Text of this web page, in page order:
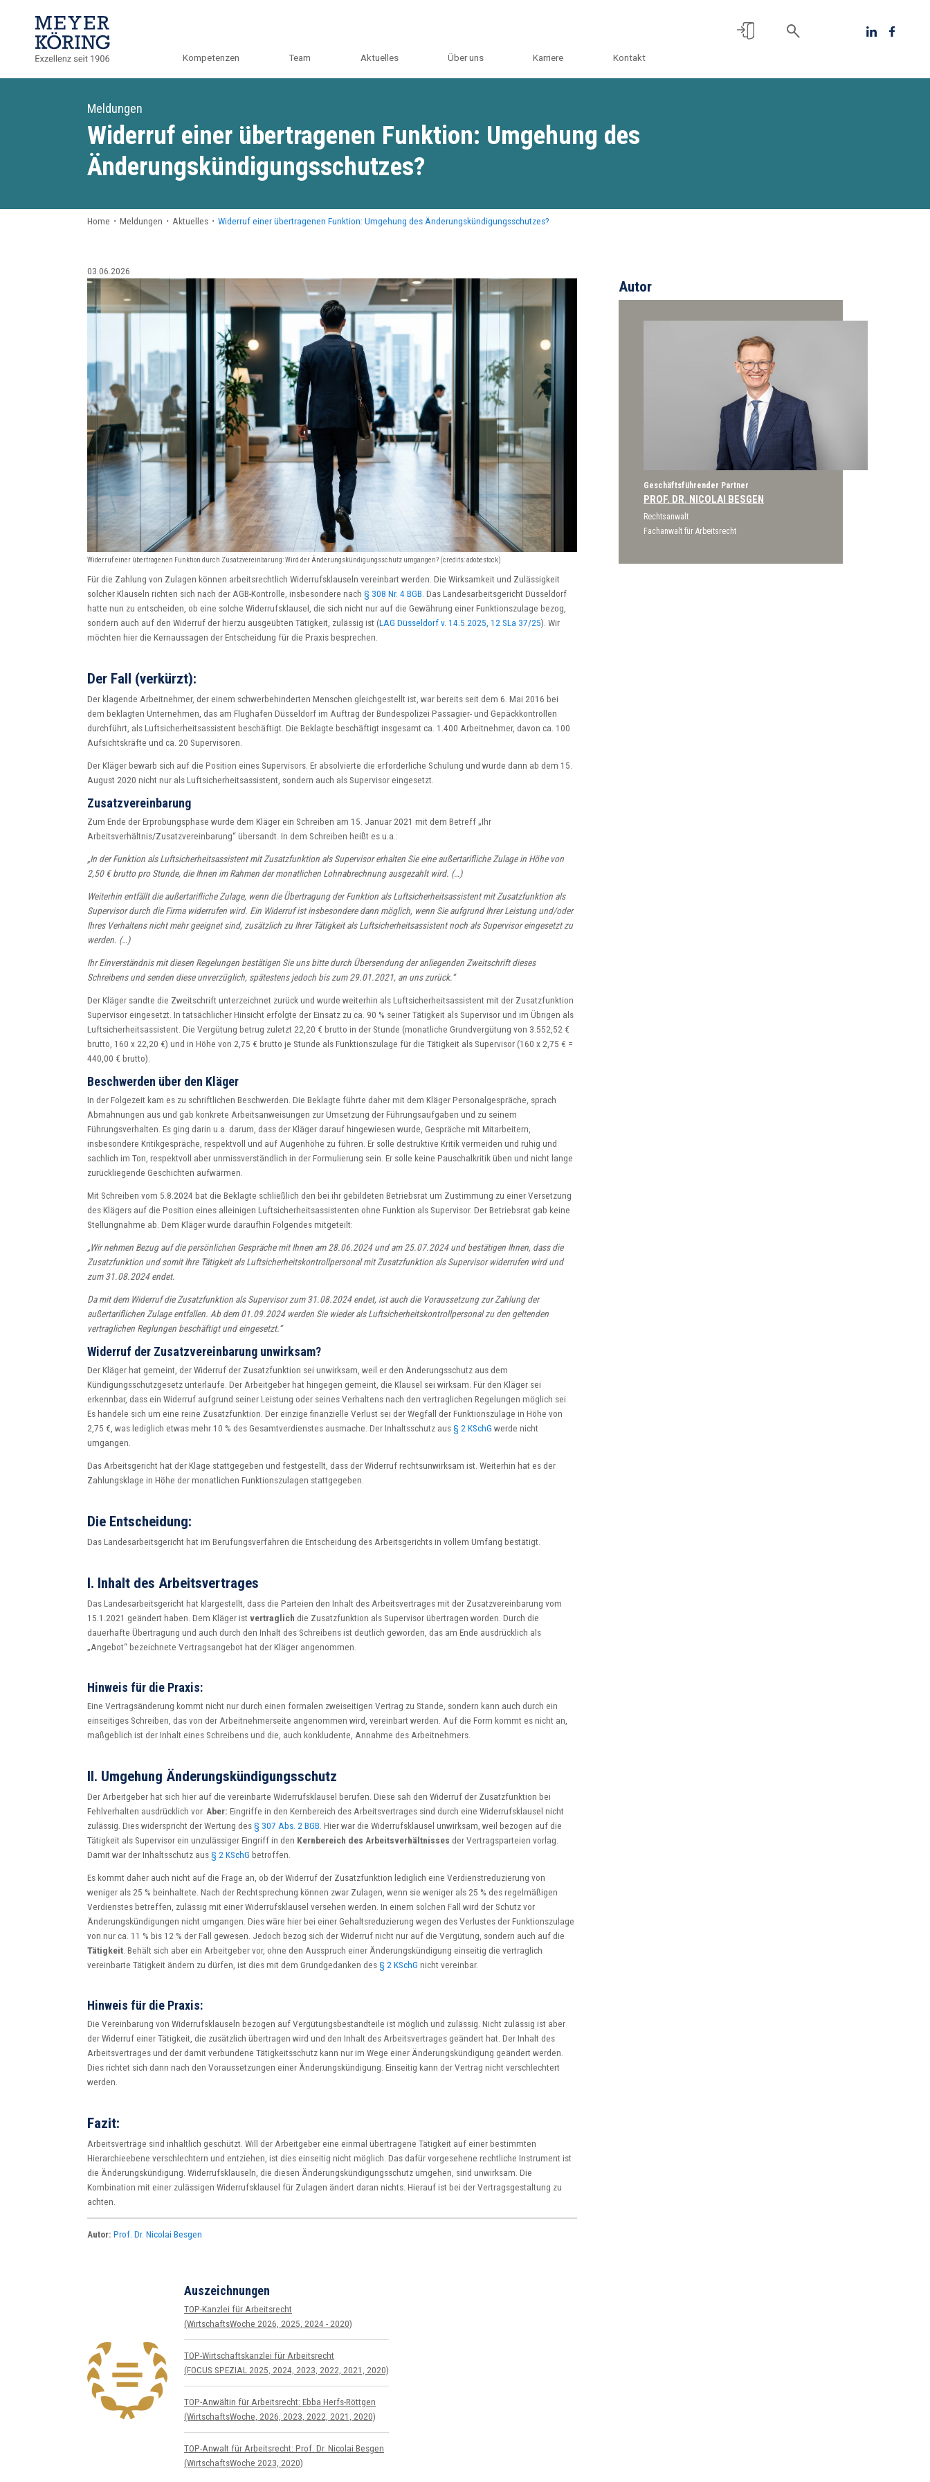
Kompetenzen Team Aktuelles Über uns Karriere Kontakt
Meldungen
Widerruf einer übertragenen Funktion: Umgehung des
Änderungskündigungsschutzes?
Home ・ Meldungen ・ Aktuelles ・ Widerruf einer übertragenen Funktion: Umgehung des Änderungskündigungsschutzes?
03.06.2026
Widerruf einer übertragenen Funktion durch Zusatzvereinbarung: Wird der Änderungskündigungsschutz umgangen? (credits: adobestock)
Für die Zahlung von Zulagen können arbeitsrechtlich Widerrufsklauseln vereinbart werden. Die Wirksamkeit und Zulässigkeit
solcher Klauseln richten sich nach der AGB-Kontrolle, insbesondere nach § 308 Nr. 4 BGB . Das Landesarbeitsgericht Düsseldorf
hatte nun zu entscheiden, ob eine solche Widerrufsklausel, die sich nicht nur auf die Gewährung einer Funktionszulage bezog,
sondern auch auf den Widerruf der hierzu ausgeübten Tätigkeit, zulässig ist (LAG Düsseldorf v. 14.5.2025, 12 SLa 37/25). Wir
möchten hier die Kernaussagen der Entscheidung für die Praxis besprechen.
Der Fall (verkürzt):
Der klagende Arbeitnehmer, der einem schwerbehinderten Menschen gleichgestellt ist, war bereits seit dem 6. Mai 2016 bei
dem beklagten Unternehmen, das am Flughafen Düsseldorf im Auftrag der Bundespolizei Passagier- und Gepäckkontrollen
durchführt, als Luftsicherheitsassistent beschäftigt. Die Beklagte beschäftigt insgesamt ca. 1.400 Arbeitnehmer, davon ca. 100
Aufsichtskräfte und ca. 20 Supervisoren.
Der Kläger bewarb sich auf die Position eines Supervisors. Er absolvierte die erforderliche Schulung und wurde dann ab dem 15.
August 2020 nicht nur als Luftsicherheitsassistent, sondern auch als Supervisor eingesetzt.
Zusatzvereinbarung
Zum Ende der Erprobungsphase wurde dem Kläger ein Schreiben am 15. Januar 2021 mit dem Betreff „Ihr
Arbeitsverhältnis/Zusatzvereinbarung“ übersandt. In dem Schreiben heißt es u.a.:
„In der Funktion als Luftsicherheitsassistent mit Zusatzfunktion als Supervisor erhalten Sie eine außertarifliche Zulage in Höhe von
2,50 € brutto pro Stunde, die Ihnen im Rahmen der monatlichen Lohnabrechnung ausgezahlt wird. (…)
Weiterhin entfällt die außertarifliche Zulage, wenn die Übertragung der Funktion als Luftsicherheitsassistent mit Zusatzfunktion als
Supervisor durch die Firma widerrufen wird. Ein Widerruf ist insbesondere dann möglich, wenn Sie aufgrund Ihrer Leistung und/oder
Ihres Verhaltens nicht mehr geeignet sind, zusätzlich zu Ihrer Tätigkeit als Luftsicherheitsassistent noch als Supervisor eingesetzt zu
werden. (…)
Ihr Einverständnis mit diesen Regelungen bestätigen Sie uns bitte durch Übersendung der anliegenden Zweitschrift dieses
Schreibens und senden diese unverzüglich, spätestens jedoch bis zum 29.01.2021, an uns zurück.“
Der Kläger sandte die Zweitschrift unterzeichnet zurück und wurde weiterhin als Luftsicherheitsassistent mit der Zusatzfunktion
Supervisor eingesetzt. In tatsächlicher Hinsicht erfolgte der Einsatz zu ca. 90 % seiner Tätigkeit als Supervisor und im Übrigen als
Luftsicherheitsassistent. Die Vergütung betrug zuletzt 22,20 € brutto in der Stunde (monatliche Grundvergütung von 3.552,52 €
brutto, 160 x 22,20 €) und in Höhe von 2,75 € brutto je Stunde als Funktionszulage für die Tätigkeit als Supervisor (160 x 2,75 € =
440,00 € brutto).
Beschwerden über den Kläger
In der Folgezeit kam es zu schriftlichen Beschwerden. Die Beklagte führte daher mit dem Kläger Personalgespräche, sprach
Abmahnungen aus und gab konkrete Arbeitsanweisungen zur Umsetzung der Führungsaufgaben und zu seinem
Führungsverhalten. Es ging darin u.a. darum, dass der Kläger darauf hingewiesen wurde, Gespräche mit Mitarbeitern,
insbesondere Kritikgespräche, respektvoll und auf Augenhöhe zu führen. Er solle destruktive Kritik vermeiden und ruhig und
sachlich im Ton, respektvoll aber unmissverständlich in der Formulierung sein. Er solle keine Pauschalkritik üben und nicht lange
zurückliegende Geschichten aufwärmen.
Mit Schreiben vom 5.8.2024 bat die Beklagte schließlich den bei ihr gebildeten Betriebsrat um Zustimmung zu einer Versetzung
des Klägers auf die Position eines alleinigen Luftsicherheitsassistenten ohne Funktion als Supervisor. Der Betriebsrat gab keine
Stellungnahme ab. Dem Kläger wurde daraufhin Folgendes mitgeteilt:
„Wir nehmen Bezug auf die persönlichen Gespräche mit Ihnen am 28.06.2024 und am 25.07.2024 und bestätigen Ihnen, dass die
Zusatzfunktion und somit Ihre Tätigkeit als Luftsicherheitskontrollpersonal mit Zusatzfunktion als Supervisor widerrufen wird und
zum 31.08.2024 endet.
Da mit dem Widerruf die Zusatzfunktion als Supervisor zum 31.08.2024 endet, ist auch die Voraussetzung zur Zahlung der
außertariflichen Zulage entfallen. Ab dem 01.09.2024 werden Sie wieder als Luftsicherheitskontrollpersonal zu den geltenden
vertraglichen Reglungen beschäftigt und eingesetzt.“
Widerruf der Zusatzvereinbarung unwirksam?
Der Kläger hat gemeint, der Widerruf der Zusatzfunktion sei unwirksam, weil er den Änderungsschutz aus dem
Kündigungsschutzgesetz unterlaufe. Der Arbeitgeber hat hingegen gemeint, die Klausel sei wirksam. Für den Kläger sei
erkennbar, dass ein Widerruf aufgrund seiner Leistung oder seines Verhaltens nach den vertraglichen Regelungen möglich sei.
Es handele sich um eine reine Zusatzfunktion. Der einzige finanzielle Verlust sei der Wegfall der Funktionszulage in Höhe von
2,75 €, was lediglich etwas mehr 10 % des Gesamtverdienstes ausmache. Der Inhaltsschutz aus§ 2 KSchG werde nicht
umgangen.
Das Arbeitsgericht hat der Klage stattgegeben und festgestellt, dass der Widerruf rechtsunwirksam ist. Weiterhin hat es der
Zahlungsklage in Höhe der monatlichen Funktionszulagen stattgegeben.
Die Entscheidung:
Das Landesarbeitsgericht hat im Berufungsverfahren die Entscheidung des Arbeitsgerichts in vollem Umfang bestätigt.
I. Inhalt des Arbeitsvertrages
Das Landesarbeitsgericht hat klargestellt, dass die Parteien den Inhalt des Arbeitsvertrages mit der Zusatzvereinbarung vom
15.1.2021 geändert haben. Dem Kläger ist vertraglich die Zusatzfunktion als Supervisor übertragen worden. Durch die
dauerhafte Übertragung und auch durch den Inhalt des Schreibens ist deutlich geworden, das am Ende ausdrücklich als
„Angebot“ bezeichnete Vertragsangebot hat der Kläger angenommen.
Hinweis für die Praxis:
Eine Vertragsänderung kommt nicht nur durch einen formalen zweiseitigen Vertrag zu Stande, sondern kann auch durch ein
einseitiges Schreiben, das von der Arbeitnehmerseite angenommen wird, vereinbart werden. Auf die Form kommt es nicht an,
maßgeblich ist der Inhalt eines Schreibens und die, auch konkludente, Annahme des Arbeitnehmers.
II. Umgehung Änderungskündigungsschutz
Der Arbeitgeber hat sich hier auf die vereinbarte Widerrufsklausel berufen. Diese sah den Widerruf der Zusatzfunktion bei
Fehlverhalten ausdrücklich vor. Aber: Eingriffe in den Kernbereich des Arbeitsvertrages sind durch eine Widerrufsklausel nicht
zulässig. Dies widerspricht der Wertung des§ 307 Abs. 2 BGB . Hier war die Widerrufsklausel unwirksam, weil bezogen auf die
Tätigkeit als Supervisor ein unzulässiger Eingriff in den Kernbereich des Arbeitsverhältnisses der Vertragsparteien vorlag.
Damit war der Inhaltsschutz aus§ 2 KSchG betroffen.
Es kommt daher auch nicht auf die Frage an, ob der Widerruf der Zusatzfunktion lediglich eine Verdienstreduzierung von
weniger als 25 % beinhaltete. Nach der Rechtsprechung können zwar Zulagen, wenn sie weniger als 25 % des regelmäßigen
Verdienstes betreffen, zulässig mit einer Widerrufsklausel versehen werden. In einem solchen Fall wird der Schutz vor
Änderungskündigungen nicht umgangen. Dies wäre hier bei einer Gehaltsreduzierung wegen des Verlustes der Funktionszulage
von nur ca. 11 % bis 12 % der Fall gewesen. Jedoch bezog sich der Widerruf nicht nur auf die Vergütung, sondern auch auf die
Tätigkeit . Behält sich aber ein Arbeitgeber vor, ohne den Ausspruch einer Änderungskündigung einseitig die vertraglich
vereinbarte Tätigkeit ändern zu dürfen, ist dies mit dem Grundgedanken des§ 2 KSchG nicht vereinbar.
Hinweis für die Praxis:
Die Vereinbarung von Widerrufsklauseln bezogen auf Vergütungsbestandteile ist möglich und zulässig. Nicht zulässig ist aber
der Widerruf einer Tätigkeit, die zusätzlich übertragen wird und den Inhalt des Arbeitsvertrages geändert hat. Der Inhalt des
Arbeitsvertrages und der damit verbundene Tätigkeitsschutz kann nur im Wege einer Änderungskündigung geändert werden.
Dies richtet sich dann nach den Voraussetzungen einer Änderungskündigung. Einseitig kann der Vertrag nicht verschlechtert
werden.
Fazit:
Arbeitsverträge sind inhaltlich geschützt. Will der Arbeitgeber eine einmal übertragene Tätigkeit auf einer bestimmten
Hierarchieebene verschlechtern und entziehen, ist dies einseitig nicht möglich. Das dafür vorgesehene rechtliche Instrument ist
die Änderungskündigung. Widerrufsklauseln, die diesen Änderungskündigungsschutz umgehen, sind unwirksam. Die
Kombination mit einer zulässigen Widerrufsklausel für Zulagen ändert daran nichts. Hierauf ist bei der Vertragsgestaltung zu
achten.
Autor: Prof. Dr. Nicolai Besgen
Auszeichnungen
TOP-Kanzlei für Arbeitsrecht
(WirtschaftsWoche 2026, 2025, 2024 - 2020)
TOP-Wirtschafts­kanzlei für Arbeits­recht
(FOCUS SPEZIAL 2025, 2024, 2023, 2022, 2021, 2020)
TOP-Anwältin für Arbeitsrecht: Ebba Herfs-Röttgen
(WirtschaftsWoche, 2026, 2023, 2022, 2021, 2020)
TOP-Anwalt für Arbeitsrecht: Prof. Dr. Nicolai Besgen
(WirtschaftsWoche 2023, 2020)
Autor
Geschäftsführender Partner
PROF. DR. NICOLAI BESGEN
Rechtsanwalt
Fachanwalt für Arbeitsrecht